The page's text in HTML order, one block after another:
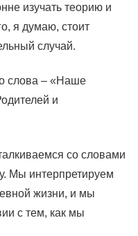
изучать теорию и
я думаю, стоит
случай.
слова – «Наше
и
со словами
Мы интерпретируем
жизни, и мы
с тем, как мы